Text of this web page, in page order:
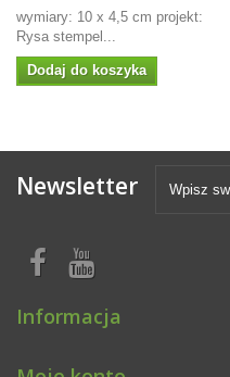
wymiary: 10 x 4,5 cm projekt:
Rysa stempel...
Dodaj do koszyka
Newsletter
Informacja